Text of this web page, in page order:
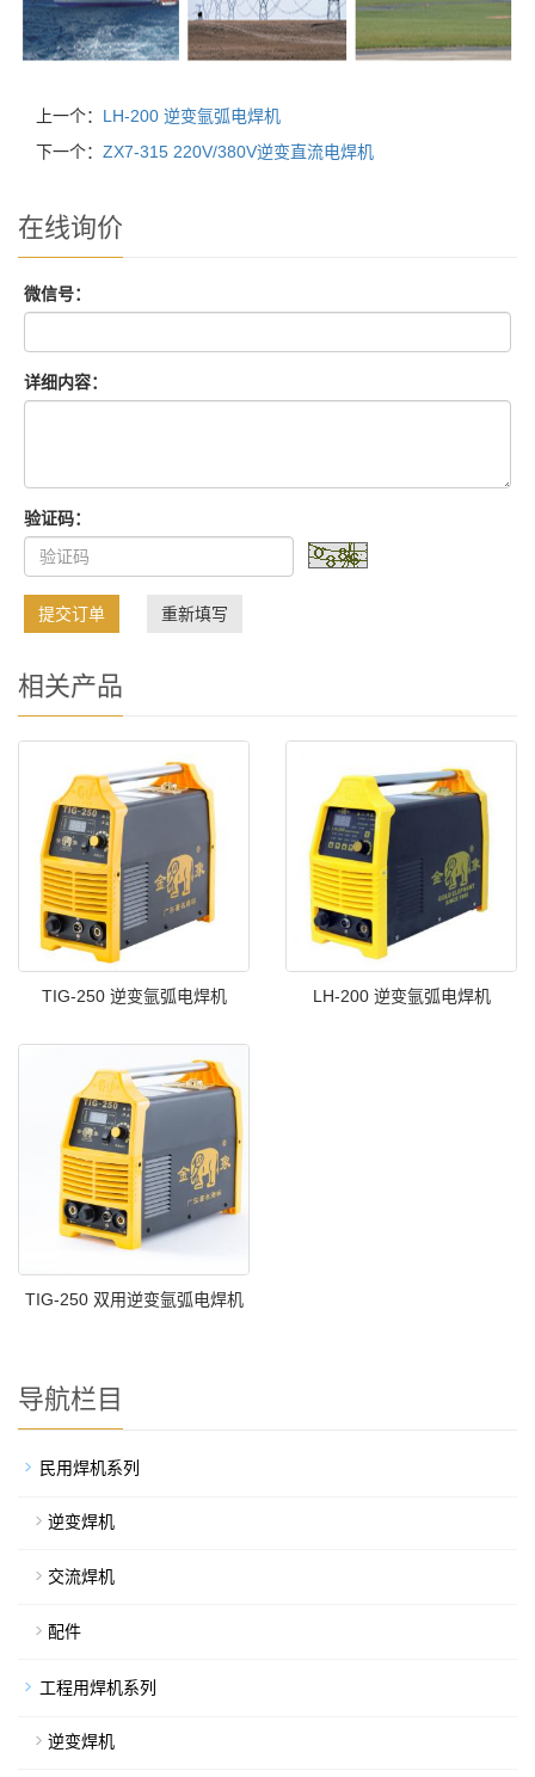
上一个： LH-200 逆变氩弧电焊机
下一个： ZX7-315 220V/380V逆变直流电焊机
在线询价
微信号：
详细内容：
验证码：
提交订单 重新填写
相关产品
TIG-250 逆变氩弧电焊机 LH-200 逆变氩弧电焊机
TIG-250 双用逆变氩弧电焊机
导航栏目
民用焊机系列
逆变焊机
交流焊机
配件
工程用焊机系列
逆变焊机